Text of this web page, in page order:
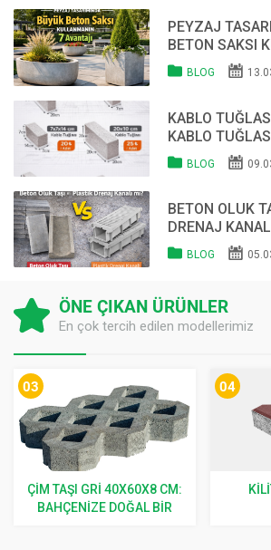
PEYZAJ
BETON SAKSI
AVANTAJI
BLOG
KABLO
KABLO
REHBERI
BLOG
BETON OLUK
DRENAJ
DAHA İYI?
BLOG
ÖNE ÇIKAN ÜRÜNLER
En çok tercih edilen modellerimiz
ÇIM TAŞI GRI 40X60X8 CM:
BAHÇENIZE DOĞAL BIR
03 04